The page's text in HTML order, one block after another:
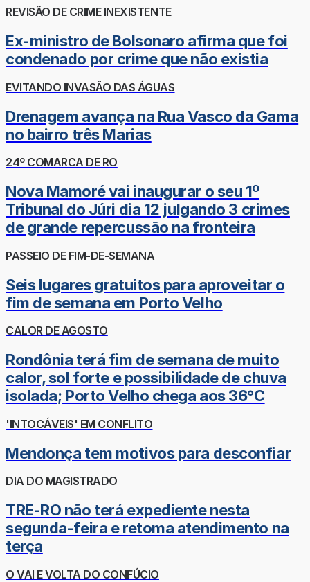
REVISÃO DE CRIME INEXISTENTE
Ex-ministro de Bolsonaro afirma que foi
condenado por crime que não existia
EVITANDO INVASÃO DAS ÁGUAS
Drenagem avança na Rua Vasco da Gama
no bairro três Marias
24º COMARCA DE RO
Nova Mamoré vai inaugurar o seu 1º
Tribunal do Júri dia 12 julgando 3 crimes
de grande repercussão na fronteira
PASSEIO DE FIM-DE-SEMANA
Seis lugares gratuitos para aproveitar o
fim de semana em Porto Velho
CALOR DE AGOSTO
Rondônia terá fim de semana de muito
calor, sol forte e possibilidade de chuva
isolada; Porto Velho chega aos 36°C
'INTOCÁVEIS' EM CONFLITO
Mendonça tem motivos para desconfiar
DIA DO MAGISTRADO
TRE-RO não terá expediente nesta
segunda-feira e retoma atendimento na
terça
O VAI E VOLTA DO CONFÚCIO